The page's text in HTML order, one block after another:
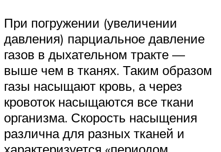
При погружении (увеличении
давления) парциальное давление
газов в дыхательном тракте —
выше чем в тканях. Таким образом
газы насыщают кровь, а через
кровоток насыщаются все ткани
организма. Скорость насыщения
различна для разных тканей и